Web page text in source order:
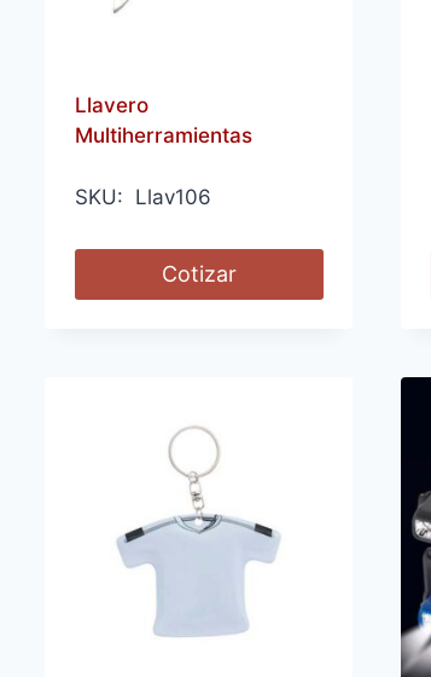
Llavero
Multiherramientas
SKU: Llav106
Cotizar